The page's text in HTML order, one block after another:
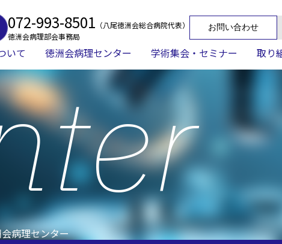
072-993-8501 （八尾徳洲会総合病院代表）
徳洲会病理部会事務局
お問い合わせ
いて
徳洲会病理センター 学術集会・セミナー 取り
病理センター